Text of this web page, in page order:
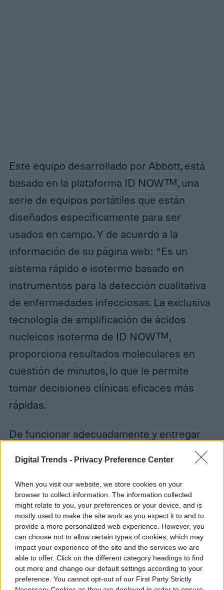
Digital Trends - Privacy Preference Center
When you visit our website, we store cookies on your
browser to collect information. The information collected
might relate to you, your preferences or your device, and is
mostly used to make the site work as you expect it to and to
provide a more personalized web experience. However, you
can choose not to allow certain types of cookies, which may
impact your experience of the site and the services we are
able to offer. Click on the different category headings to find
out more and change our default settings according to your
preference. You cannot opt-out of our First Party Strictly
Este equipo desarrollado por Abbott, está
basado en la plataforma ID NOW™, una
serie de equipos portátiles que están
diseñados específicamente para ser
usados en campo. Y de acuerdo a la
información de su página web: “Es un
sistema rápido e isotermo basado en
instrumentos para la detección cualitativa
de enfermedades infecciosas. La exclusiva
tecnología de amplificación de ácidos
nucleicos isoterma de ID NOW™,
proporciona resultados moleculares en
cuestión de minutos, lo que le permite
tomar decisiones clínicas eficaces más
rápidas.
De funcionar adecuadamente y entregar
resultados válidos, este equipo se estaría
usando en áreas de emergencia y
consultorios. Lo cual sería un gran avance
ya que no se tendrían que enviar las
pruebas a un laboratorio y esperar días
para tener los resultados. Este equipo, de
acuerdo a estimaciones de Abbott, sería
capaz de entregar de inicio hasta 50,000